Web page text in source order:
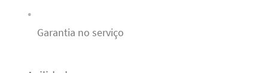
Garantia no serviço